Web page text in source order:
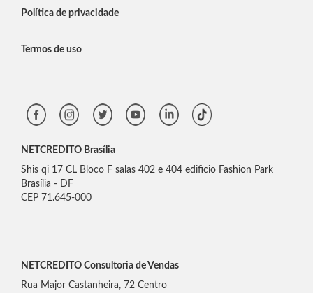
Política de privacidade
Termos de uso
NETCREDITO Brasília
Shis qi 17 CL Bloco F salas 402 e 404 edificio Fashion Park
Brasília - DF
CEP 71.645-000
NETCREDITO Consultoria de Vendas
Rua Major Castanheira, 72 Centro